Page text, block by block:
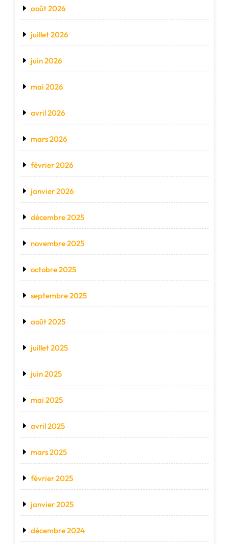
août 2026
juillet 2026
juin 2026
mai 2026
avril 2026
mars 2026
février 2026
janvier 2026
décembre 2025
novembre 2025
octobre 2025
septembre 2025
août 2025
juillet 2025
juin 2025
mai 2025
avril 2025
mars 2025
février 2025
janvier 2025
décembre 2024